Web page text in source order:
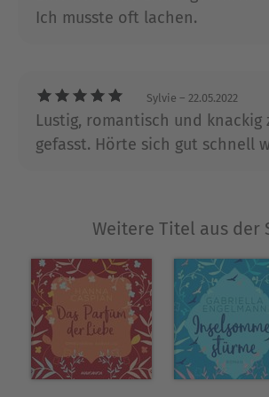
– vom Guardian über Glamour,
gearbeitet. Mit einem Grinsen im
von sich selbst, dass sie
schreibt.
Ich musste oft lachen.
Sylvie – 22.05.2022
Lustig, romantisch und knackig
gefasst. Hörte sich gut schnell
Weitere Titel aus der